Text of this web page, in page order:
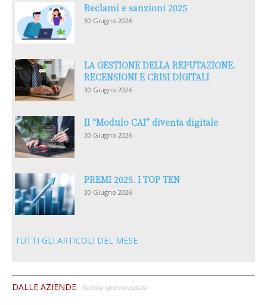
Reclami e sanzioni 2025
30 Giugno 2026
LA GESTIONE DELLA REPUTAZIONE.
RECENSIONI E CRISI DIGITALI
30 Giugno 2026
Il “Modulo CAI” diventa digitale
30 Giugno 2026
PREMI 2025. I TOP TEN
30 Giugno 2026
TUTTI GLI ARTICOLI DEL MESE
DALLE AZIENDE Notizie sponsorizzate